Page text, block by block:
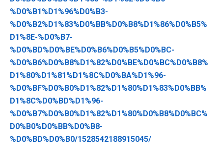
%D0%B1%D1%96%D0%B3-
%D0%B2%D1%83%D0%BB%D0%B8%D1%86%D0%B5%
D1%8E-%D0%B7-
%D0%BD%D0%BE%D0%B6%D0%B5%D0%BC-
%D0%B6%D0%B8%D1%82%D0%BE%D0%BC%D0%B8%
D1%80%D1%81%D1%8C%D0%BA%D1%96-
%D0%BF%D0%B0%D1%82%D1%80%D1%83%D0%BB%
D1%8C%D0%BD%D1%96-
%D0%B7%D0%B0%D1%82%D1%80%D0%B8%D0%BC%
D0%B0%D0%BB%D0%B8-
%D0%BD%D0%B0/1528542188915045/